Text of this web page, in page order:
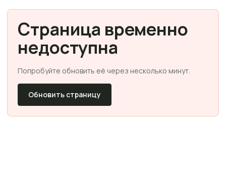
Страница временно
недоступна
Попробуйте обновить её через несколько минут.
Обновить страницу